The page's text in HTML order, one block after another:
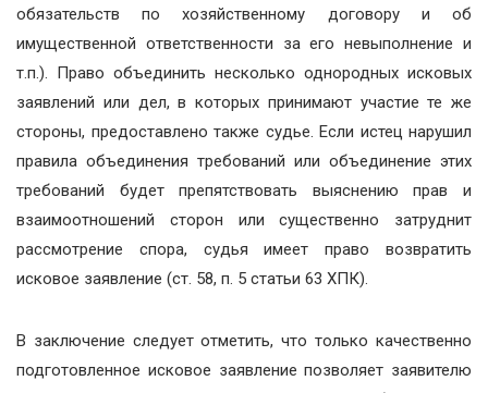
обязательств по хозяйственному договору и об
имущественной ответственности за его невыполнение и
т.п.). Право объединить несколько однородных исковых
заявлений или дел, в которых принимают участие те же
стороны, предоставлено также судье. Если истец нарушил
правила объединения требований или объединение этих
требований будет препятствовать выяснению прав и
взаимоотношений сторон или существенно затруднит
рассмотрение спора, судья имеет право возвратить
исковое заявление (ст. 58, п. 5 статьи 63 ХПК).
В заключение следует отметить, что только качественно
подготовленное исковое заявление позволяет заявителю